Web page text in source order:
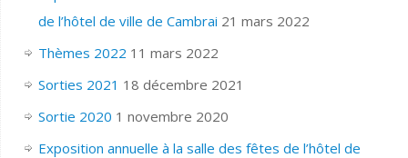
de l’hôtel de ville de Cambrai 21 mars 2022
Thèmes 2022 11 mars 2022
Sorties 2021 18 décembre 2021
Sortie 2020 1 novembre 2020
Exposition annuelle à la salle des fêtes de l’hôtel de